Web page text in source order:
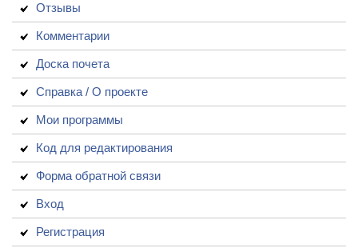
Отзывы
Комментарии
Доска почета
Справка / О проекте
Мои программы
Код для редактирования
Форма обратной связи
Вход
Регистрация